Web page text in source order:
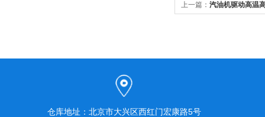
上一篇： 汽油机驱动高温
仓库地址：北京市大兴区西红门宏康路5号